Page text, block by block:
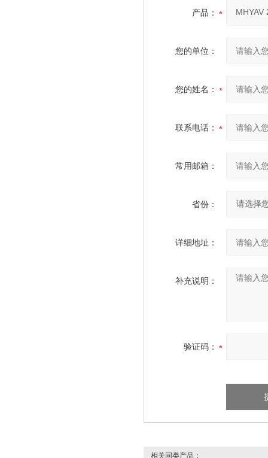
产品：
您的单位：
您的姓名：
联系电话：
常用邮箱：
省份：
详细地址：
补充说明：
验证码：
相关同类产品：